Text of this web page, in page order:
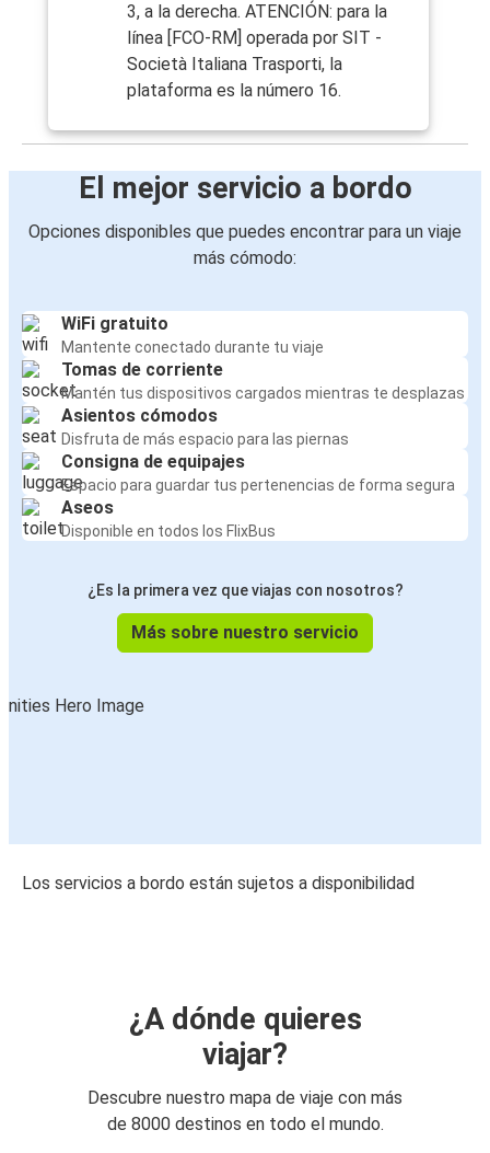
3, a la derecha. ATENCIÓN: para la
línea [FCO-RM] operada por SIT -
Società Italiana Trasporti, la
plataforma es la número 16.
El mejor servicio a bordo
Opciones disponibles que puedes encontrar para un viaje
más cómodo:
WiFi gratuito
Mantente conectado durante tu viaje
Tomas de corriente
Mantén tus dispositivos cargados mientras te desplazas
Asientos cómodos
Disfruta de más espacio para las piernas
Consigna de equipajes
Espacio para guardar tus pertenencias de forma segura
Aseos
Disponible en todos los FlixBus
¿Es la primera vez que viajas con nosotros?
Más sobre nuestro servicio
Los servicios a bordo están sujetos a disponibilidad
¿A dónde quieres
viajar?
Descubre nuestro mapa de viaje con más
de 8000 destinos en todo el mundo.